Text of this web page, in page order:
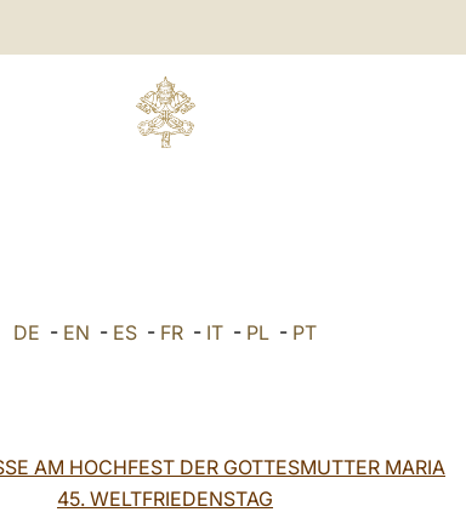
DE - EN - ES - FR - IT - PL - PT
AM HOCHFEST DER GOTTESMUTTER MARIA
45. WELTFRIEDENSTAG